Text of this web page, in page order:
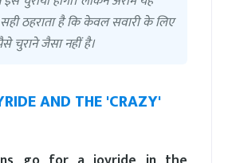
ठहराता है कि केवल सवारी के लिए
चुराने जैसा नहीं है।
AND THE 'CRAZY'